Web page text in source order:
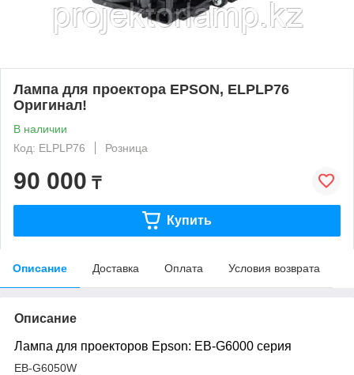
Лампа для проектора EPSON, ELPLP76
Оригинал!
В наличии
Код: ELPLP76
Розница
90 000 ₸
Купить
Описание Доставка Оплата Условия возврата
Описание
Лампа для проекторов Epson: EB-G6000 серия
EB-G6050W